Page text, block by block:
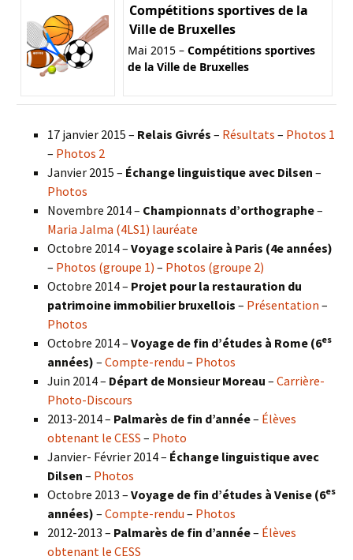
Compétitions sportives de la
Ville de Bruxelles
Mai 2015 – Compétitions sportives
de la Ville de Bruxelles
17 janvier 2015 – Relais Givrés – Résultats – Photos 1
– Photos 2
Janvier 2015 – Échange linguistique avec Dilsen –
Photos
Novembre 2014 – Championnats d’orthographe–
Maria Jalma (4LS1) lauréate
Octobre 2014 – Voyage scolaire à Paris (4e années)
– Photos (groupe 1) – Photos (groupe 2)
Octobre 2014 – Projet pour la restauration du
patrimoine immobilier bruxellois – Présentation –
Photos
Octobre 2014 – Voyage de fin d’études à Rome (6es
années) – Compte-rendu – Photos
Juin 2014 – Départ de Monsieur Moreau – Carrière-
Photo-Discours
2013-2014 – Palmarès de fin d’année– Élèves
obtenant le CESS – Photo
Janvier- Février 2014 – Échange linguistique avec
Dilsen – Photos
Octobre 2013 – Voyage de fin d’études à Venise (6es
années) – Compte-rendu – Photos
2012-2013 – Palmarès de fin d’année– Élèves
obtenant le CESS